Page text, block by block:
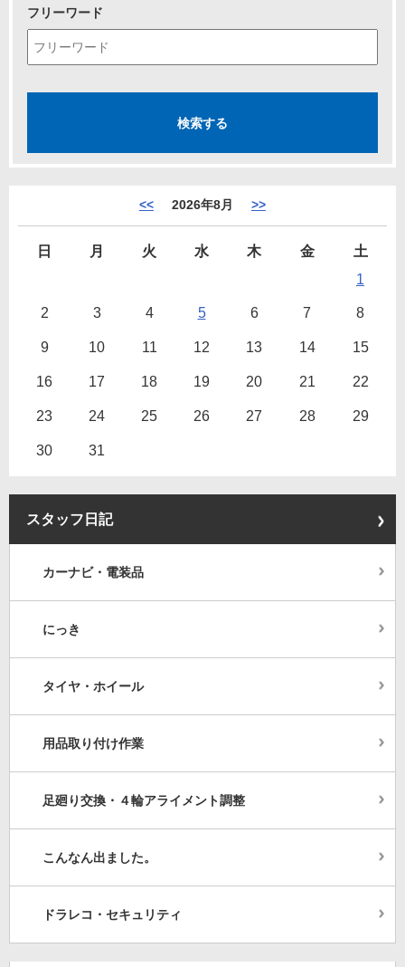
フリーワード
<< 2026年8月 >>
日 月 火 水 木 金
土
1
2 3 4 5 6 7 8
9 10 11 12 13 14 15
16 17 18 19 20 21 22
23 24 25 26 27 28 29
30 31
スタッフ日記
カーナビ・電装品
にっき
タイヤ・ホイール
用品取り付け作業
足廻り交換・４輪アライメント調整
こんなん出ました。
ドラレコ・セキュリティ